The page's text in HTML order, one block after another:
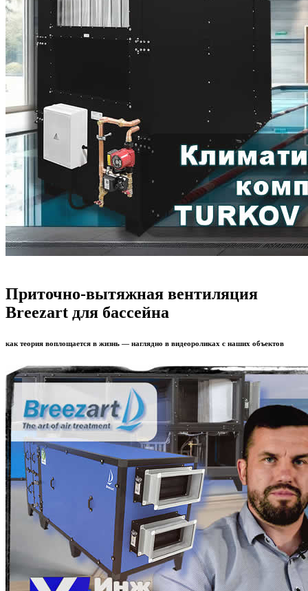
Приточно-вытяжная вентиляция
Breezart для бассейна
как теория воплощается в жизнь — наглядно в видеороликах с наших объектов